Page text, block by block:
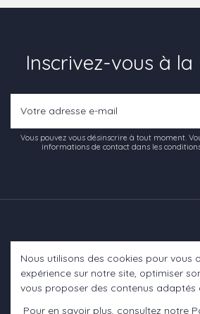
Inscrivez-vous à la
Vous pouvez vous désinscrire à tout moment.
informations de contact dans les
Informations
Nous utilisons des cookies pour vous
expérience sur notre site, optimiser
vous proposer des contenus adaptés
Pour en savoir plus, consultez notre